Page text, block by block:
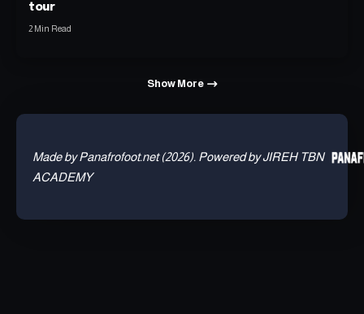
tour
2 Min Read
Show More
Made by Panafrofoot.net (2026). Powered by JIREH TBN
ACADEMY